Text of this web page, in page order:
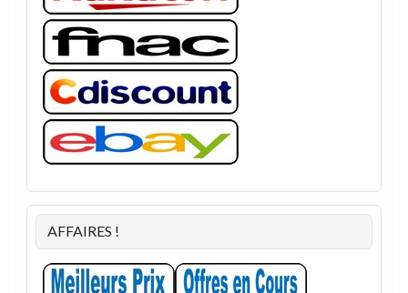
AFFAIRES !